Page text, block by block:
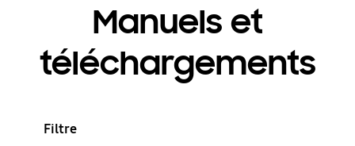
Manuels et
téléchargements
Filtre